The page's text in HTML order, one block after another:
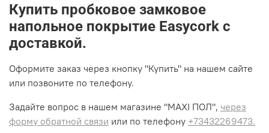
Купить пробковое замковое
напольное покрытие Easycork с
доставкой.
Оформите заказ через кнопку "Купить" на нашем сайте
или позвоните по телефону.
Задайте вопрос в нашем магазине "MAXI ПОЛ", через
форму обратной связи или по телефону +73432269473.